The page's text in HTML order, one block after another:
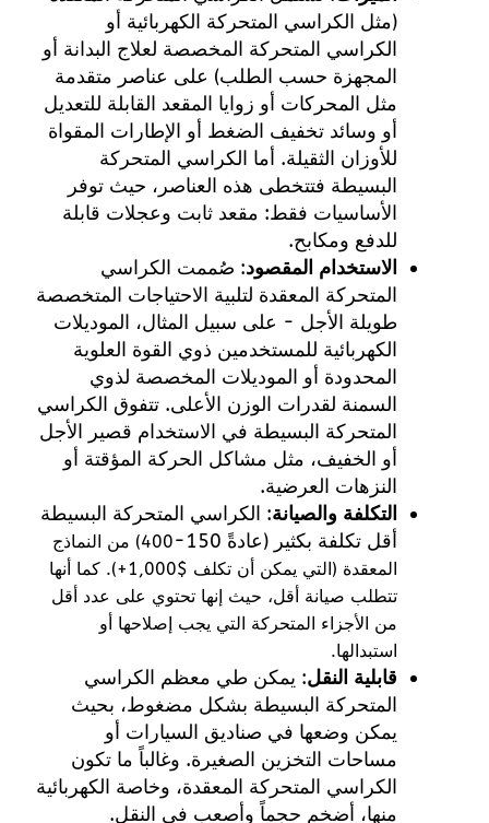
(مثل الكراسي المتحركة الكهربائية أو
الكراسي المتحركة المخصصة لعلاج البدانة أو
المجهزة حسب الطلب) على عناصر متقدمة
مثل المحركات أو زوايا المقعد القابلة للتعديل
أو وسائد تخفيف الضغط أو الإطارات المقواة
للأوزان الثقيلة. أما الكراسي المتحركة
البسيطة فتتخطى هذه العناصر، حيث توفر
الأساسيات فقط: مقعد ثابت وعجلات قابلة
للدفع ومكابح.
الاستخدام المقصود: صُممت الكراسي
المتحركة المعقدة لتلبية الاحتياجات المتخصصة
طويلة الأجل - على سبيل المثال، الموديلات
الكهربائية للمستخدمين ذوي القوة العلوية
المحدودة أو الموديلات المخصصة لذوي
السمنة لقدرات الوزن الأعلى. تتفوق الكراسي
المتحركة البسيطة في الاستخدام قصير الأجل
أو الخفيف، مثل مشاكل الحركة المؤقتة أو
النزهات العرضية.
التكلفة والصيانة: الكراسي المتحركة البسيطة
أقل تكلفة بكثير (عادةً 150-
400) من النماذج
المعقدة (التي يمكن أن تكلف $1,000+). كما أنها
تتطلب صيانة أقل، حيث إنها تحتوي على عدد أقل
من الأجزاء المتحركة التي يجب إصلاحها أو
استبدالها.
قابلية النقل: يمكن طي معظم الكراسي
المتحركة البسيطة بشكل مضغوط، بحيث
يمكن وضعها في صناديق السيارات أو
مساحات التخزين الصغيرة. وغالباً ما تكون
الكراسي المتحركة المعقدة، وخاصة الكهربائية
منها، أضخم حجماً وأصعب في النقل.